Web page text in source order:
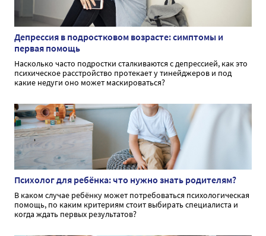
Депрессия в подростковом возрасте: симптомы и
первая помощь
Насколько часто подростки сталкиваются с депрессией, как это
психическое расстройство протекает у тинейджеров и под
какие недуги оно может маскироваться?
Психолог для ребёнка: что нужно знать родителям?
В каком случае ребёнку может потребоваться психологическая
помощь, по каким критериям стоит выбирать специалиста и
когда ждать первых результатов?